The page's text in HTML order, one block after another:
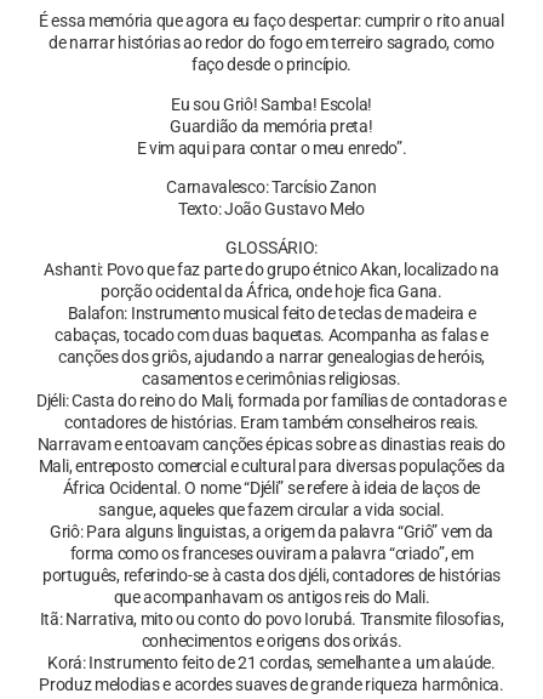
É essa memória que agora eu faço despertar: cumprir o rito anual
de narrar histórias ao redor do fogo em terreiro sagrado, como
faço desde o princípio.
Eu sou Griô! Samba! Escola!
Guardião da memória preta!
E vim aqui para contar o meu enredo”.
Carnavalesco: Tarcísio Zanon
Texto: João Gustavo Melo
GLOSSÁRIO:
Ashanti: Povo que faz parte do grupo étnico Akan, localizado na
porção ocidental da África, onde hoje fica Gana.
Balafon: Instrumento musical feito de teclas de madeira e
cabaças, tocado com duas baquetas. Acompanha as falas e
canções dos griôs, ajudando a narrar genealogias de heróis,
casamentos e cerimônias religiosas.
Djéli: Casta do reino do Mali, formada por famílias de contadoras e
contadores de histórias. Eram também conselheiros reais.
Narravam e entoavam canções épicas sobre as dinastias reais do
Mali, entreposto comercial e cultural para diversas populações da
África Ocidental. O nome “Djéli” se refere à ideia de laços de
sangue, aqueles que fazem circular a vida social.
Griô: Para alguns linguistas, a origem da palavra “Griô” vem da
forma como os franceses ouviram a palavra “criado”, em
português, referindo-se à casta dos djéli, contadores de histórias
que acompanhavam os antigos reis do Mali.
Itã: Narrativa, mito ou conto do povo Iorubá. Transmite filosofias,
conhecimentos e origens dos orixás.
Korá: Instrumento feito de 21 cordas, semelhante a um alaúde.
Produz melodias e acordes suaves de grande riqueza harmônica.